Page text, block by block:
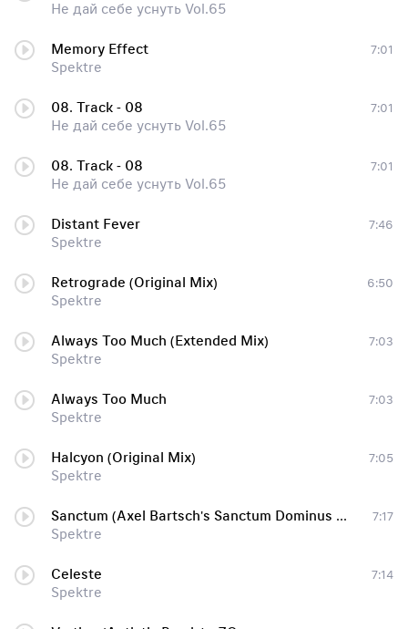
Не дай себе уснуть Vol.65
Memory Effect
Spektre
7:01
08. Track - 08
Не дай себе уснуть Vol.65
7:01
08. Track - 08
Не дай себе уснуть Vol.65
7:01
Distant Fever
Spektre
7:46
Retrograde (Original Mix)
Spektre
6:50
Always Too Much (Extended Mix)
Spektre
7:03
Always Too Much
Spektre
7:03
Halcyon (Original Mix)
Spektre
7:05
Sanctum (Axel Bartsch's Sanctum Dominus Remix)
Spektre
7:17
Celeste
Spektre
7:14